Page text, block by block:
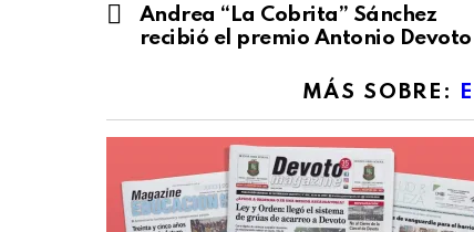
moreAndrea “La Cobrita” Sánchez
recibió el premio Antonio Devoto
MÁS SOBRE: